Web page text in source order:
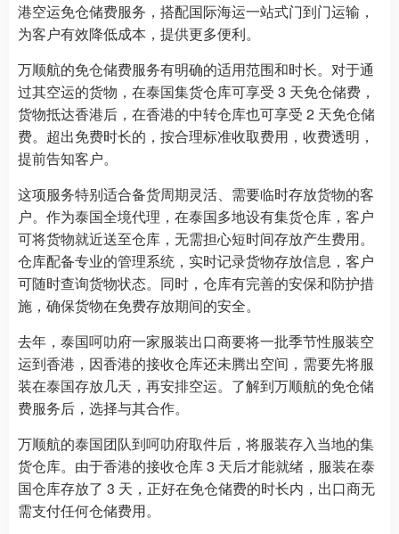
港空运免仓储费服务，搭配国际海运一站式门到门运输，
为客户有效降低成本，提供更多便利。
万顺航的免仓储费服务有明确的适用范围和时长。对于通
过其空运的货物，在泰国集货仓库可享受 3 天免仓储费，
货物抵达香港后，在香港的中转仓库也可享受 2 天免仓储
费。超出免费时长的，按合理标准收取费用，收费透明，
提前告知客户。
这项服务特别适合备货周期灵活、需要临时存放货物的客
户。作为泰国全境代理，在泰国多地设有集货仓库，客户
可将货物就近送至仓库，无需担心短时间存放产生费用。
仓库配备专业的管理系统，实时记录货物存放信息，客户
可随时查询货物状态。同时，仓库有完善的安保和防护措
施，确保货物在免费存放期间的安全。
去年，泰国呵叻府一家服装出口商要将一批季节性服装空
运到香港，因香港的接收仓库还未腾出空间，需要先将服
装在泰国存放几天，再安排空运。了解到万顺航的免仓储
费服务后，选择与其合作。
万顺航的泰国团队到呵叻府取件后，将服装存入当地的集
货仓库。由于香港的接收仓库 3 天后才能就绪，服装在泰
国仓库存放了 3 天，正好在免仓储费的时长内，出口商无
需支付任何仓储费用。